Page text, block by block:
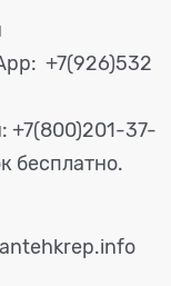
+7(926)532
+7(800)201-37-
бесплатно.